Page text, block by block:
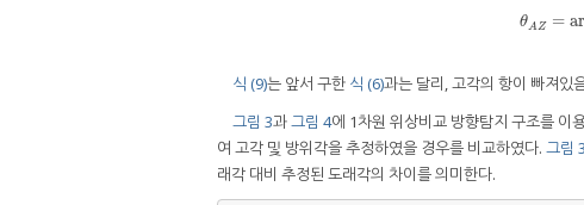
θ A Z =
θAZ=
식 (9)는 앞서 구한 식 (6)과는 달리, 고각의 항이 빠져있
그림 3과그림 4에 1차원 위상비교 방향탐지 구조를 이
여 고각 및 방위각을 추정하였을 경우를 비교하였다. 그림 3
래각 대비 추정된 도래각의 차이를 의미한다.